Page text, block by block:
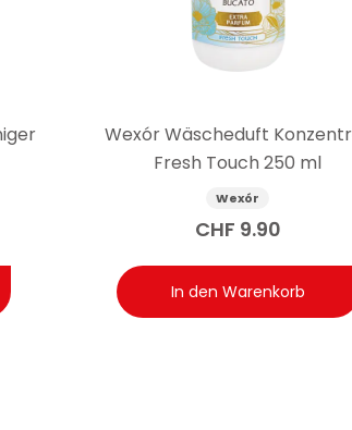
mit Weichspüler Elisir Acquatico
berechnet auf Basis der
Wexór Wäscheduft
Fresh Touch 250 ml
Wexór
CHF 9.90
In den Warenkorb